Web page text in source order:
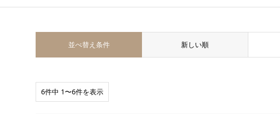
並べ替え条件 新しい順
6件中 1〜6件を表示